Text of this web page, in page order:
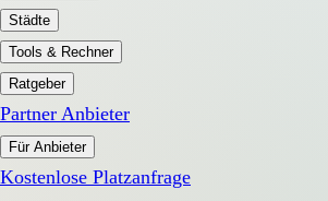
Städte
Tools & Rechner
Ratgeber
Partner Anbieter
Für Anbieter
Kostenlose Platzanfrage